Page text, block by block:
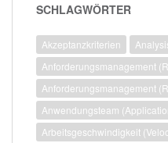
SCHLAGWÖRTER
Akzeptanzkriterien
Anforderungsmanagement
Anforderungsmanagement
Anwendungsteam
Arbeitsgeschwindigkeit